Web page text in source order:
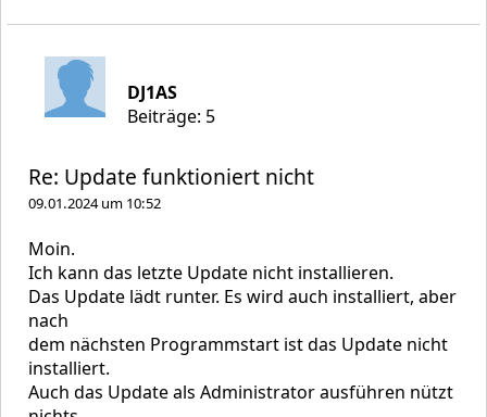
DJ1AS
Beiträge: 5
Re: Update funktioniert nicht
09.01.2024 um 10:52
Moin.
Ich kann das letzte Update nicht installieren.
Das Update lädt runter. Es wird auch installiert, aber
nach
dem nächsten Programmstart ist das Update nicht
installiert.
Auch das Update als Administrator ausführen nützt